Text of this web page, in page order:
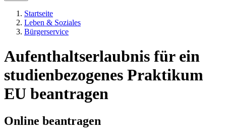
Startseite
Leben & Soziales
Bürgerservice
Aufenthaltserlaubnis für ein
studienbezogenes Praktikum
EU beantragen
Online beantragen